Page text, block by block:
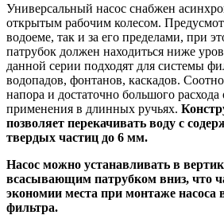
Универсальный насос снабжен
открытым рабочим колесом.
водоеме, так и за его пределами, при
патрубок должен находиться ниже
данной серии подходят для системы
водопадов, фонтанов, каскадов.
напора и достаточно большого
применения в длинных ручьях.
позволяет перекачивать воду с
твердых частиц до 6 мм.
Насос можно устанавливать в
всасывающим патрубком вниз, что
экономии места при монтаже насоса
фильтра.